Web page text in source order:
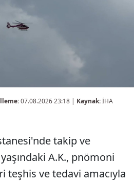
07.08.2026 23:18 | Kaynak:İHA
takip ve
A.K., pnömoni
teşhis ve tedavi amacıyla